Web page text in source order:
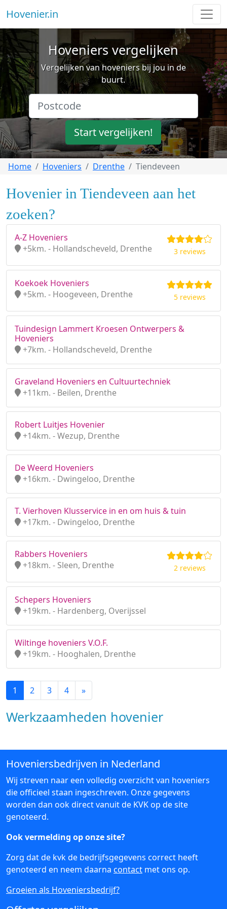
Hovenier.in
Hoveniers vergelijken
Vergelijken van hoveniers bij jou in de
buurt.
Start vergelijken!
Home Hoveniers Drenthe Tiendeveen
Hovenier in Tiendeveen aan het
zoeken?
A-Z Hoveniers
+5km. - Hollandscheveld, Drenthe
3 reviews
Koekoek Hoveniers
+5km. - Hoogeveen, Drenthe
5 reviews
Tuindesign Lammert Kroesen Ontwerpers &
Hoveniers
+7km. - Hollandscheveld, Drenthe
Graveland Hoveniers en Cultuurtechniek
+11km. - Beilen, Drenthe
Robert Luitjes Hovenier
+14km. - Wezup, Drenthe
De Weerd Hoveniers
+16km. - Dwingeloo, Drenthe
T. Vierhoven Klusservice in en om huis & tuin
+17km. - Dwingeloo, Drenthe
Rabbers Hoveniers
+18km. - Sleen, Drenthe
2 reviews
Schepers Hoveniers
+19km. - Hardenberg, Overijssel
Wiltinge hoveniers V.O.F.
+19km. - Hooghalen, Drenthe
1 2 3 4 »
Werkzaamheden hovenier
Hoveniersbedrijven in Nederland
Wij streven naar een volledig overzicht van hoveniers
die officieel staan ingeschreven. Onze gegevens
worden dan ook direct vanuit de KVK op de site
genoteerd.
Ook vermelding op onze site?
Zorg dat de kvk de bedrijfsgegevens correct heeft
genoteerd en neem daarna contact met ons op.
Groeien als Hoveniersbedrijf?